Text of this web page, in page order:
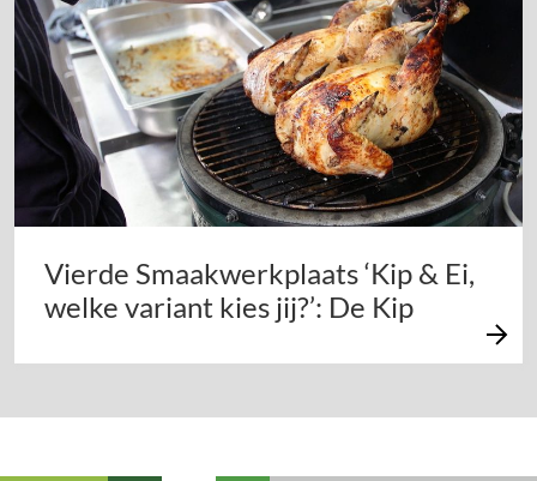
Vierde Smaakwerkplaats ‘Kip & Ei,
welke variant kies jij?’: De Kip